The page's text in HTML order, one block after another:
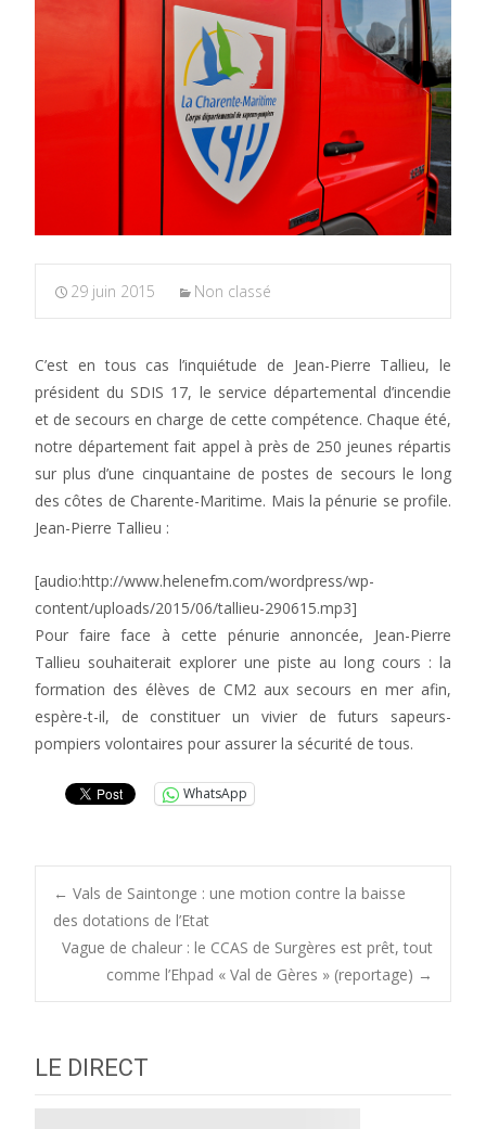
29 juin 2015 Non classé
C’est en tous cas l’inquiétude de Jean-Pierre Tallieu, le
président du SDIS 17, le service départemental d’incendie
et de secours en charge de cette compétence. Chaque été,
notre département fait appel à près de 250 jeunes répartis
sur plus d’une cinquantaine de postes de secours le long
des côtes de Charente-Maritime. Mais la pénurie se profile.
Jean-Pierre Tallieu :
[audio:http://www.helenefm.com/wordpress/wp-
content/uploads/2015/06/tallieu-290615.mp3]
Pour faire face à cette pénurie annoncée, Jean-Pierre
Tallieu souhaiterait explorer une piste au long cours : la
formation des élèves de CM2 aux secours en mer afin,
espère-t-il, de constituer un vivier de futurs sapeurs-
pompiers volontaires pour assurer la sécurité de tous.
WhatsApp
Post
navigation
← Vals de Saintonge : une motion contre la baisse
des dotations de l’Etat
Vague de chaleur : le CCAS de Surgères est prêt, tout
comme l’Ehpad « Val de Gères » (reportage) →
LE DIRECT